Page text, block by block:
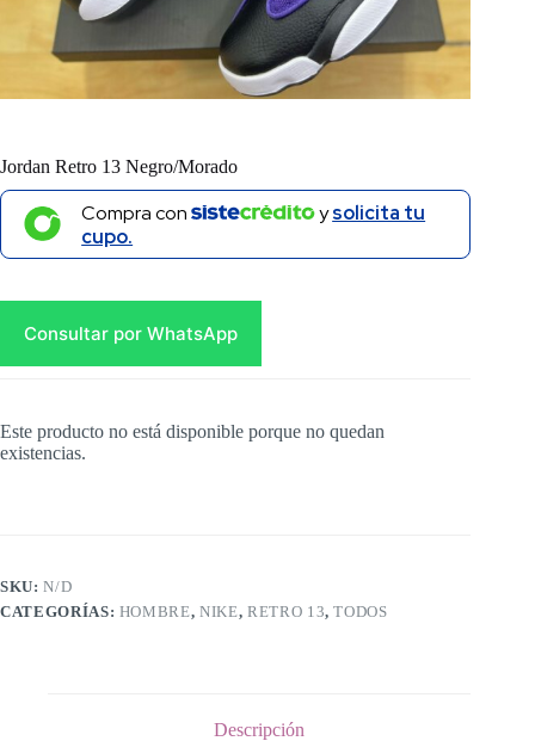
Jordan Retro 13 Negro/Morado
Compra con ysolicita tu
cupo.
Consultar por WhatsApp
Este producto no está disponible porque no quedan
existencias.
SKU:N/D
CATEGORÍAS: HOMBRE,NIKE, RETRO 13,TODOS
Descripción